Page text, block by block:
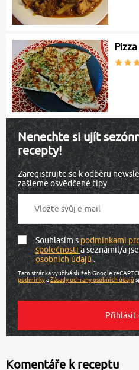
Nenechte si ujít
recepty!
Zaregistrujte se k odběru
zašleme osvědčené tipy.
Souhlasím spodmínkami
společnostia seznámil/a
osobních údajů.
Tato stránka využívá služeb Google
podmínkyaZásady ochrany osobních údajů